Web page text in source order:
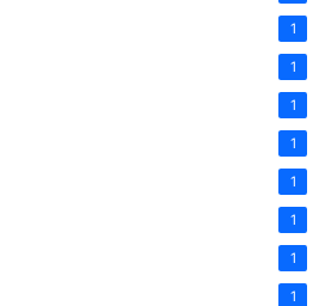
1
1
1
1
1
1
1
1